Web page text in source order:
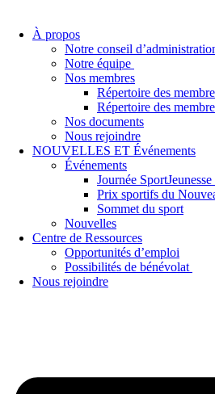
À propos
Notre conseil
Notre équipe
Nos membres
Répertoire des
Répertoire des
Nos documents
Nous rejoindre
NOUVELLES ET Événements
Événements
Journée
Prix sportifs du
Sommet du sport
Nouvelles
Centre de Ressources
Opportunités d’emploi
Possibilités de bénévolat
Nous rejoindre